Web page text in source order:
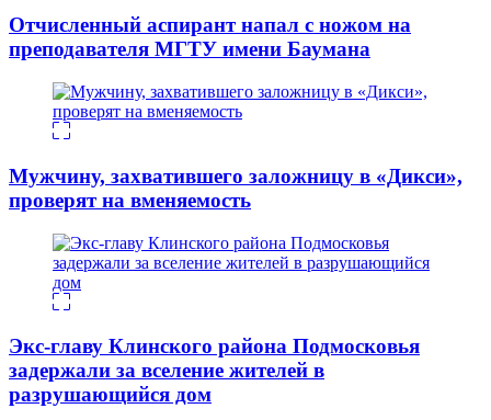
Отчисленный аспирант напал с ножом на
преподавателя МГТУ имени Баумана
Мужчину, захватившего заложницу в «Дикси»,
проверят на вменяемость
Экс-главу Клинского района Подмосковья
задержали за вселение жителей в
разрушающийся дом